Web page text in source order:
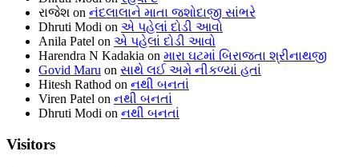
રાજેશ on નંદલાલાને માતા જશોદાજી સાંભરે
Dhruti Modi on એ પહેલાં દોડી આવો
Anila Patel on એ પહેલાં દોડી આવો
Harendra N Kadakia on મારા ઘટમાં બિરાજતા શ્રીનાથજી
Govid Maru on સાથે લઈ અમે નીકળ્યાં હતાં
Hitesh Rathod on નથી બનતાં
Viren Patel on નથી બનતાં
Dhruti Modi on નથી બનતાં
Visitors